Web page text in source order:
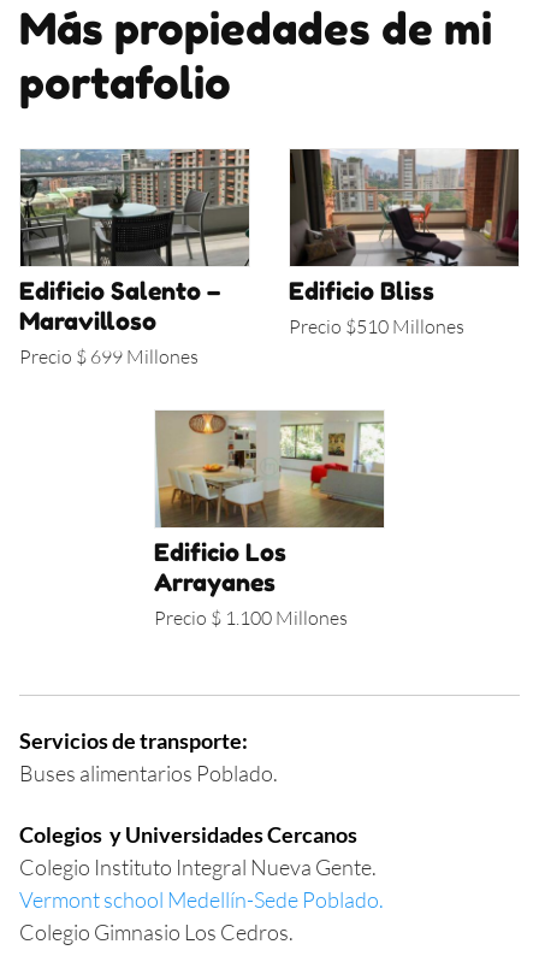
Más propiedades de mi
portafolio
Edificio Salento –
Maravilloso
Precio $ 699 Millones
Edificio Bliss
Precio $510 Millones
Edificio Los
Arrayanes
Precio $ 1.100 Millones
Servicios de transporte:
Buses alimentarios Poblado.
Colegios y Universidades Cercanos
Colegio Instituto Integral Nueva Gente.
Vermont school Medellín-Sede Poblado.
Colegio Gimnasio Los Cedros.